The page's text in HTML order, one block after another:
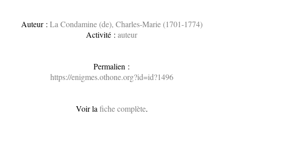
Auteur : La Condamine (de), Charles-Marie (1701-1774)
Activité :auteur
Permalien :
https://enigmes.othone.org?id=id?1496
Voir la fiche complète.